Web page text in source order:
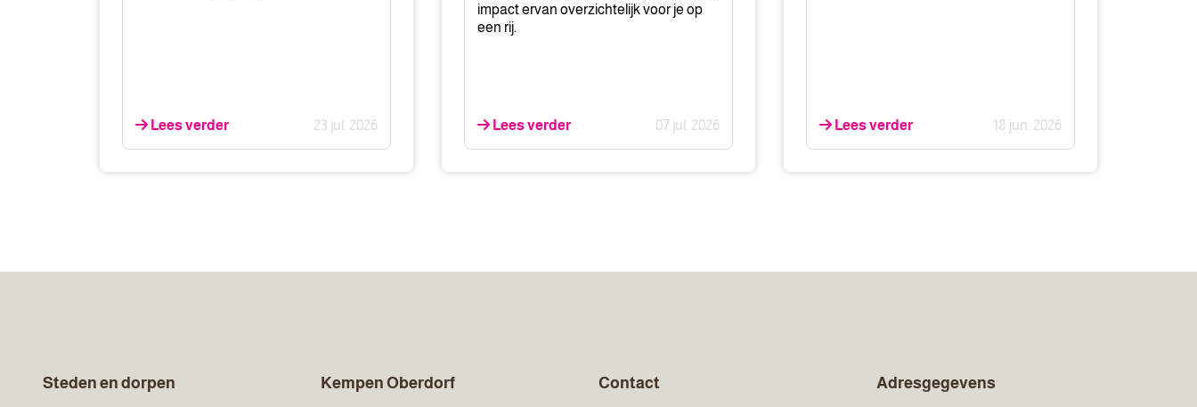
Lees verder 23 jul. 2026
impact ervan overzichtelijk voor je op
een rij.
Lees verder 07 jul. 2026 Lees verder 18 jun. 2026
Steden en dorpen Kempen Oberdorf Contact Adresgegevens